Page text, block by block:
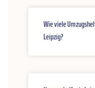
Wie viele
Leipzig?